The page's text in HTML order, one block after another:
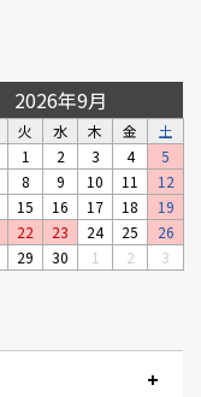
2026年9月
火 水 木 金
土
1 2 3 4
5
8 9 10 11
12
15 16 17 18
19
22 23 24 25
26
29 30 1 2 3